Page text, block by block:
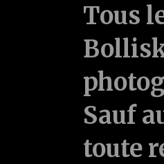
Tous
Sauf
toute